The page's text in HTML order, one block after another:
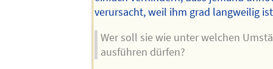
verursacht, weil ihm grad langweilig ist
Wer soll sie wie unter welchen
ausführen dürfen?